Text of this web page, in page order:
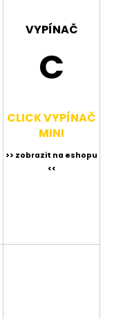
VYPÍNAČ
C
CLICK VYPÍNAČ
MINI
>> zobrazit na eshopu
<<